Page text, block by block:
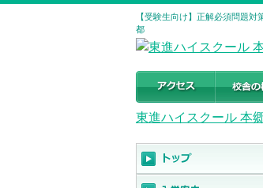
【受験生向け】正解必須問題
都
東進ハイスクール 本